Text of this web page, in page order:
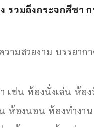
วมถึงกระจกสีชา
ามสวยงาม บรรย
เช่น ห้องนั่งเล่น ห้อ
น ห้องนอน ห้องทำงาน